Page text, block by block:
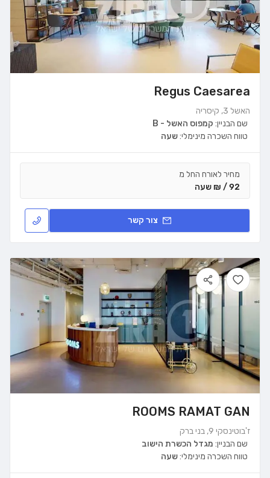
Regus Caesarea
האשל 3, קיסריה
שם הבניין: קמפוס האשל - B
טווח השכרה מינימלי:שעה
מחיר לאורח החל מ
92 / ₪ שעה
צור קשר
ROOMS RAMAT GAN
ז'בוטינסקי 9, בני ברק
שם הבניין: מגדל הכשרת הישוב
טווח השכרה מינימלי:שעה